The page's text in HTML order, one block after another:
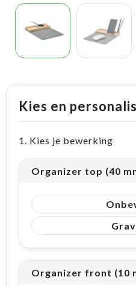
Kies en
1. Kies je bewerking
Organizer top (40
Organizer front (10